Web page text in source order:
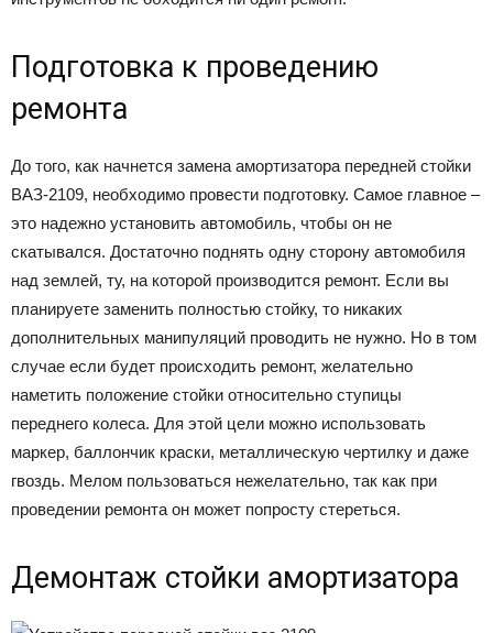
Подготовка к проведению
ремонта
До того, как начнется замена амортизатора передней стойки
ВАЗ-2109, необходимо провести подготовку. Самое главное –
это надежно установить автомобиль, чтобы он не
скатывался. Достаточно поднять одну сторону автомобиля
над землей, ту, на которой производится ремонт. Если вы
планируете заменить полностью стойку, то никаких
дополнительных манипуляций проводить не нужно. Но в том
случае если будет происходить ремонт, желательно
наметить положение стойки относительно ступицы
переднего колеса. Для этой цели можно использовать
маркер, баллончик краски, металлическую чертилку и даже
гвоздь. Мелом пользоваться нежелательно, так как при
проведении ремонта он может попросту стереться.
Демонтаж стойки амортизатора